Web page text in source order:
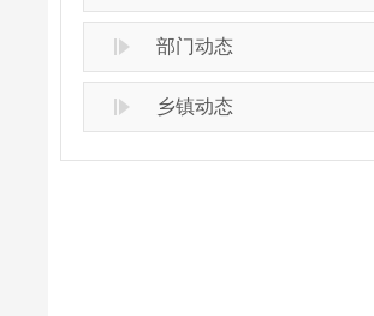
部门动态
乡镇动态